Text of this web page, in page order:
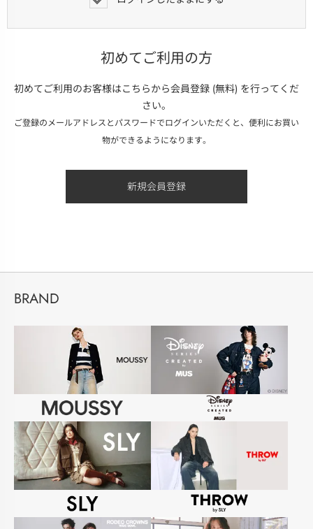
初めてご利用の方
初めてご利用のお客様はこちらから会員登録 (無料) を行ってくだ
さい。
ご登録のメールアドレスとパスワードでログインいただくと、便利にお買い
物ができるようになります。
BRAND